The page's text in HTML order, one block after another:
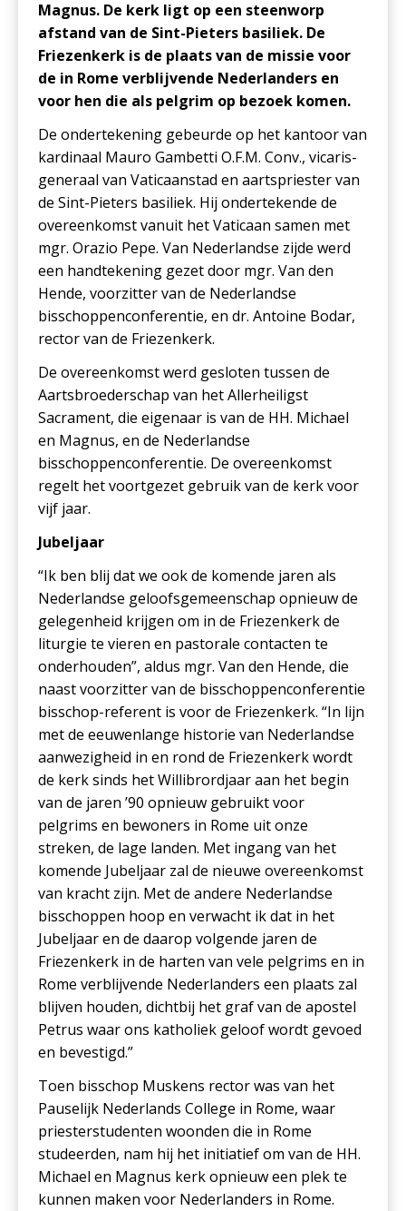
Magnus. De kerk ligt op een steenworp
afstand van de Sint-Pieters basiliek. De
Friezenkerk is de plaats van de missie voor
de in Rome verblijvende Nederlanders en
voor hen die als pelgrim op bezoek komen.
De ondertekening gebeurde op het kantoor van
kardinaal Mauro Gambetti O.F.M. Conv., vicaris-
generaal van Vaticaanstad en aartspriester van
de Sint-Pieters basiliek. Hij ondertekende de
overeenkomst vanuit het Vaticaan samen met
mgr. Orazio Pepe. Van Nederlandse zijde werd
een handtekening gezet door mgr. Van den
Hende, voorzitter van de Nederlandse
bisschoppenconferentie, en dr. Antoine Bodar,
rector van de Friezenkerk.
De overeenkomst werd gesloten tussen de
Aartsbroederschap van het Allerheiligst
Sacrament, die eigenaar is van de HH. Michael
en Magnus, en de Nederlandse
bisschoppenconferentie. De overeenkomst
regelt het voortgezet gebruik van de kerk voor
vijf jaar.
Jubeljaar
“Ik ben blij dat we ook de komende jaren als
Nederlandse geloofsgemeenschap opnieuw de
gelegenheid krijgen om in de Friezenkerk de
liturgie te vieren en pastorale contacten te
onderhouden”, aldus mgr. Van den Hende, die
naast voorzitter van de bisschoppenconferentie
bisschop-referent is voor de Friezenkerk. “In lijn
met de eeuwenlange historie van Nederlandse
aanwezigheid in en rond de Friezenkerk wordt
de kerk sinds het Willibrordjaar aan het begin
van de jaren ’90 opnieuw gebruikt voor
pelgrims en bewoners in Rome uit onze
streken, de lage landen. Met ingang van het
komende Jubeljaar zal de nieuwe overeenkomst
van kracht zijn. Met de andere Nederlandse
bisschoppen hoop en verwacht ik dat in het
Jubeljaar en de daarop volgende jaren de
Friezenkerk in de harten van vele pelgrims en in
Rome verblijvende Nederlanders een plaats zal
blijven houden, dichtbij het graf van de apostel
Petrus waar ons katholiek geloof wordt gevoed
en bevestigd.”
Toen bisschop Muskens rector was van het
Pauselijk Nederlands College in Rome, waar
priesterstudenten woonden die in Rome
studeerden, nam hij het initiatief om van de HH.
Michael en Magnus kerk opnieuw een plek te
kunnen maken voor Nederlanders in Rome.